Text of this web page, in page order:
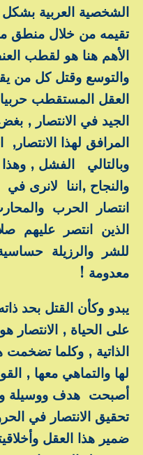
الشخصية العربية بشكل
تقيمه من خلال منطق
الأهم هنا هو لقطب
والتوسع وقتل كل
العقل المستقطب حربيا
الجيد في الانتصار ,
المرافق لهذا
وبالتالي الفشل ,
والنجاح ,اننا لانرى
انتصار الحرب
الذين انتصر عليهم
للشر والرزيلة
معدومة !
يبدو وكأن القتل بحد
على الحياة , الانتصار
الذاتية , وكلما تضخمت
لها والتماهي معها ,
أصبحت هدف ووسيلة
تحقيق الانتصار في
ضمير هذا العقل